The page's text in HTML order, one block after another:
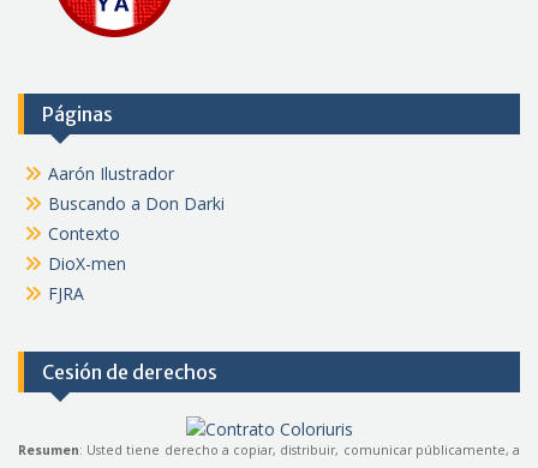
Páginas
Aarón Ilustrador
Buscando a Don Darki
Contexto
DioX-men
FJRA
Cesión de derechos
Resumen: Usted tiene derecho a copiar, distribuir, comunicar públicamente, a